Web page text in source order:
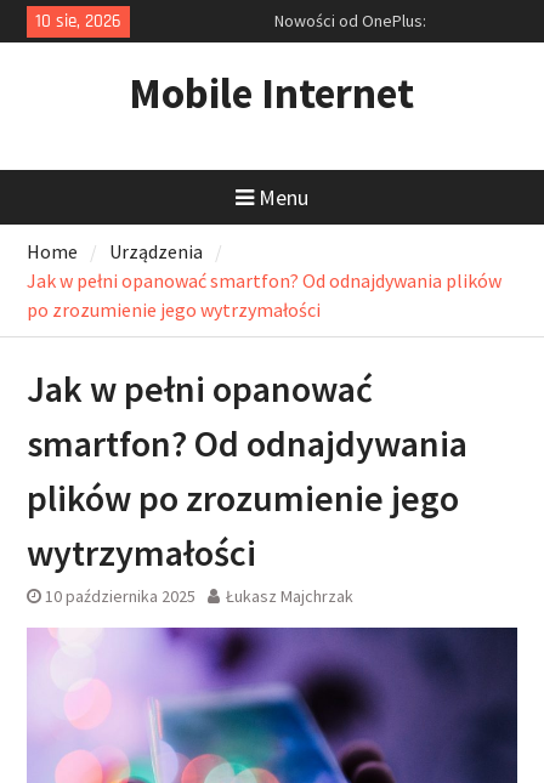
Skip
to
10 sie, 2026
Nowości od OnePlus:
Przedpremierowy test Nord 5 i
akcesoriów
tanio kupić sprzęt i opanować
zrzuty ekranu?
Ofensywa Samsunga: Od
inteligentne okulary z AI
Mobile Internet
Menu
Home
Urządzenia
Jak w pełni opanować smartfon? Od odnajdywania plików
po zrozumienie jego wytrzymałości
Jak w pełni opanować
smartfon? Od odnajdywania
plików po zrozumienie jego
wytrzymałości
10 października 2025 Łukasz Majchrzak